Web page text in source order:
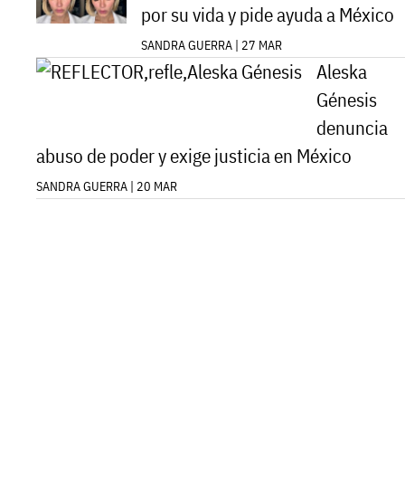
por su vida y pide ayuda a México
SANDRA GUERRA | 27 MAR
Aleska
Génesis
denuncia
abuso de poder y exige justicia en México
SANDRA GUERRA | 20 MAR